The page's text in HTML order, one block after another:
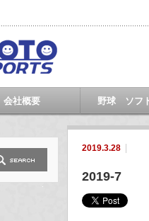
会社概要 野球 ソフ
2019.3.28
2019-7